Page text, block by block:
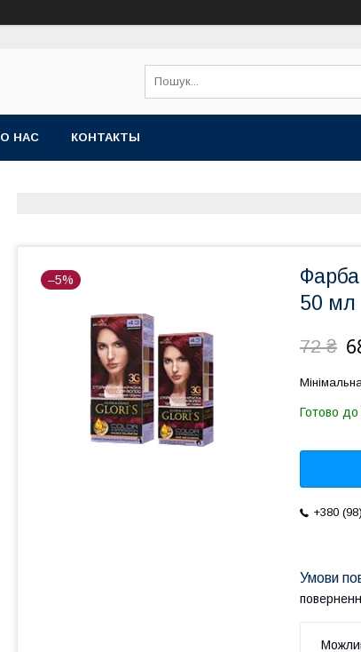
О НАС КОНТАКТЫ
–5%
50 мл
72 ₴
Готово до
+380